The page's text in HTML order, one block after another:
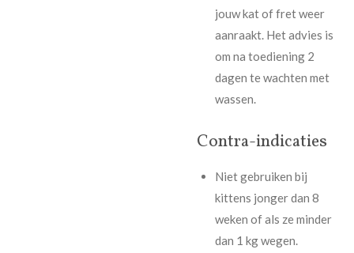
jouw kat of fret weer
aanraakt. Het advies is
om na toediening 2
dagen te wachten met
wassen.
Contra-indicaties
Niet gebruiken bij
kittens jonger dan 8
weken of als ze minder
dan 1 kg wegen.